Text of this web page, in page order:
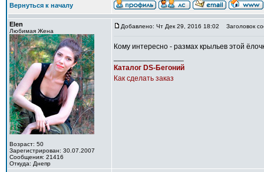
Вернуться к началу
Elen
Любимая Жена
Возраст: 50
Зарегистрирован: 30.07.2007
Сообщения: 21416
Откуда: Днепр
Добавлено: Чт Дек 29, 2016 18:02 Заголовок
Кому интересно - размах крыльев этой
Каталог DS-Бегоний
Как сделать заказ